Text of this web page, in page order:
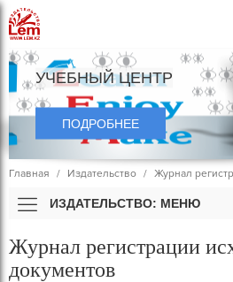
УЧЕБНЫЙ ЦЕНТР
ПОДРОБНЕЕ
Главная Издательство Журнал
ИЗДАТЕЛЬСТВО: МЕНЮ
Журнал регистрации
документов